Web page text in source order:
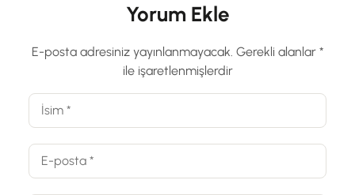
Yorum Ekle
E-posta adresiniz yayınlanmayacak. Gerekli alanlar *
ile işaretlenmişlerdir